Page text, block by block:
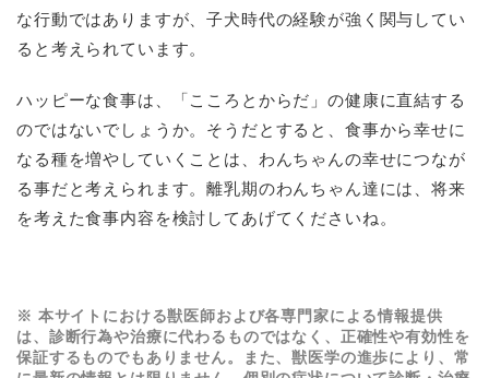
な行動ではありますが、子犬時代の経験が強く関与してい
ると考えられています。
ハッピーな食事は、「こころとからだ」の健康に直結する
のではないでしょうか。そうだとすると、食事から幸せに
なる種を増やしていくことは、わんちゃんの幸せにつなが
る事だと考えられます。離乳期のわんちゃん達には、将来
を考えた食事内容を検討してあげてくださいね。
※ 本サイトにおける獣医師および各専門家による情報提供
は、診断行為や治療に代わるものではなく、正確性や有効性を
保証するものでもありません。また、獣医学の進歩により、常